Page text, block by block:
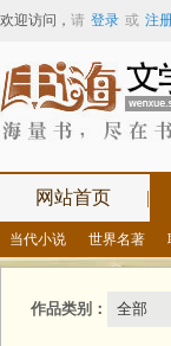
欢迎访问 ， 请 登录 或 注
网站首页 |
当代小说 世界名著
作品类别： 全部